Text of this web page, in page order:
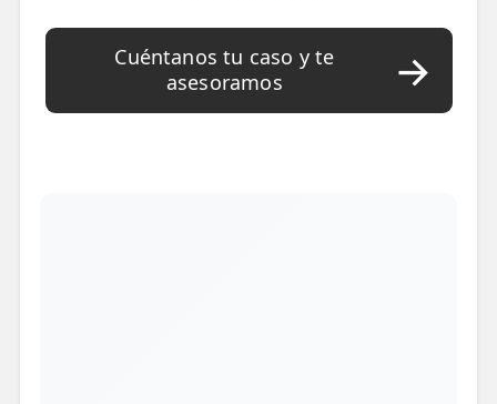
Cuéntanos tu caso y te
asesoramos